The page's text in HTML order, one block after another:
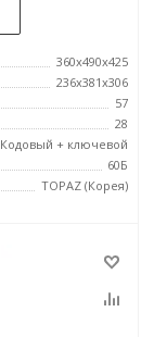
360x490x425
236x381х306
57
28
Кодовый + ключевой
60Б
TOPAZ (Корея)